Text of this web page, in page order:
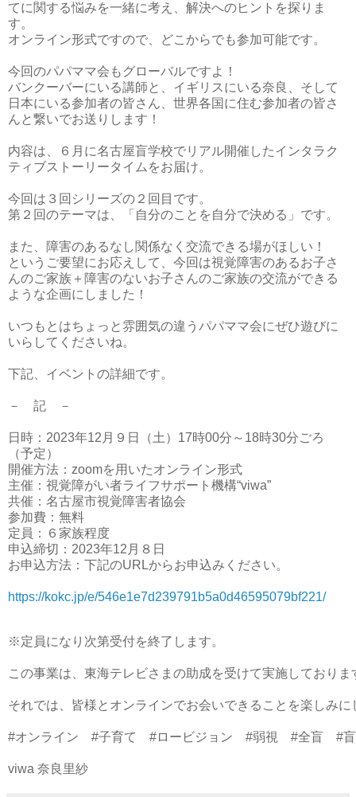
てに関する悩みを一緒に考え、解決へのヒントを探りま
す。
オンライン形式ですので、どこからでも参加可能です。
今回のパパママ会もグローバルですよ！
バンクーバーにいる講師と、イギリスにいる奈良、そして
日本にいる参加者の皆さん、世界各国に住む参加者の皆さ
んと繋いでお送りします！
内容は、６月に名古屋盲学校でリアル開催したインタラク
ティブストーリータイムをお届け。
今回は３回シリーズの２回目です。
第２回のテーマは、「自分のことを自分で決める」です。
また、障害のあるなし関係なく交流できる場がほしい！
というご要望にお応えして、今回は視覚障害のあるお子さ
んのご家族＋障害のないお子さんのご家族の交流ができる
ような企画にしました！
いつもとはちょっと雰囲気の違うパパママ会にぜひ遊びに
いらしてくださいね。
下記、イベントの詳細です。
－ 記 －
日時：2023年12月９日（土）17時00分～18時30分ごろ
（予定）
開催方法：zoomを用いたオンライン形式
主催：視覚障がい者ライフサポート機構“viwa”
共催：名古屋市視覚障害者協会
参加費：無料
定員：６家族程度
申込締切：2023年12月８日
お申込方法：下記のURLからお申込みください。
https://kokc.jp/e/546e1e7d239791b5a0d46595079bf221/
※定員になり次第受付を終了します。
この事業は、東海テレビさまの助成を受けて実施しておりま
それでは、皆様とオンラインでお会いできることを楽しみに
#オンライン　#子育て　#ロービジョン　#弱視　#全盲　
viwa 奈良里紗